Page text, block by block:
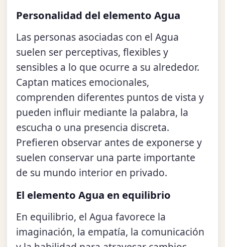
Personalidad del elemento Agua
Las personas asociadas con el Agua
suelen ser perceptivas, flexibles y
sensibles a lo que ocurre a su alrededor.
Captan matices emocionales,
comprenden diferentes puntos de vista y
pueden influir mediante la palabra, la
escucha o una presencia discreta.
Prefieren observar antes de exponerse y
suelen conservar una parte importante
de su mundo interior en privado.
El elemento Agua en equilibrio
En equilibrio, el Agua favorece la
imaginación, la empatía, la comunicación